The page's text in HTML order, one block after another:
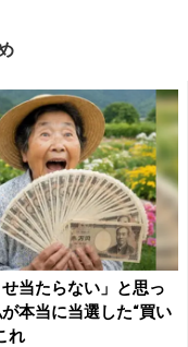
せ当たらない」と思っ
本当に当選した“買い
れ